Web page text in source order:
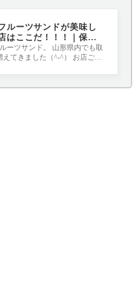
ルーツサンドが美味し
はここだ！！！｜保存
ーツサンド。 山形県内でも取
えてきました（^-^） お店ごと